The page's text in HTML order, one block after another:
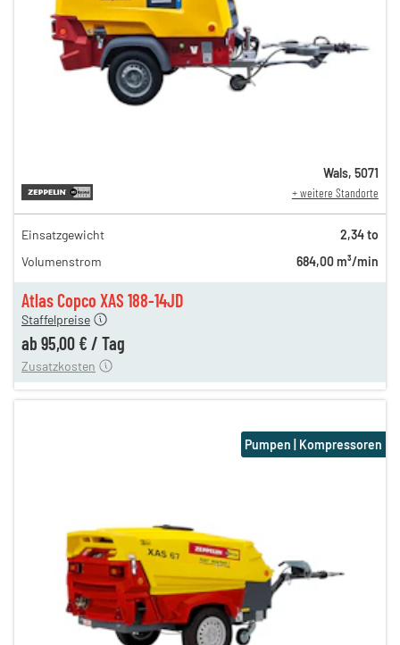
Atlas Copco XAS 188-14JD
155,00 €
135,00 €
Staffelpreise
ab 95,00 € / Tag
15,00 €
Zusatzkosten
Wals, 5071
+ weitere Standorte
Einsatzgewicht
2,34 to
Volumenstrom
684,00 m³/min
Pumpen | Kompressoren